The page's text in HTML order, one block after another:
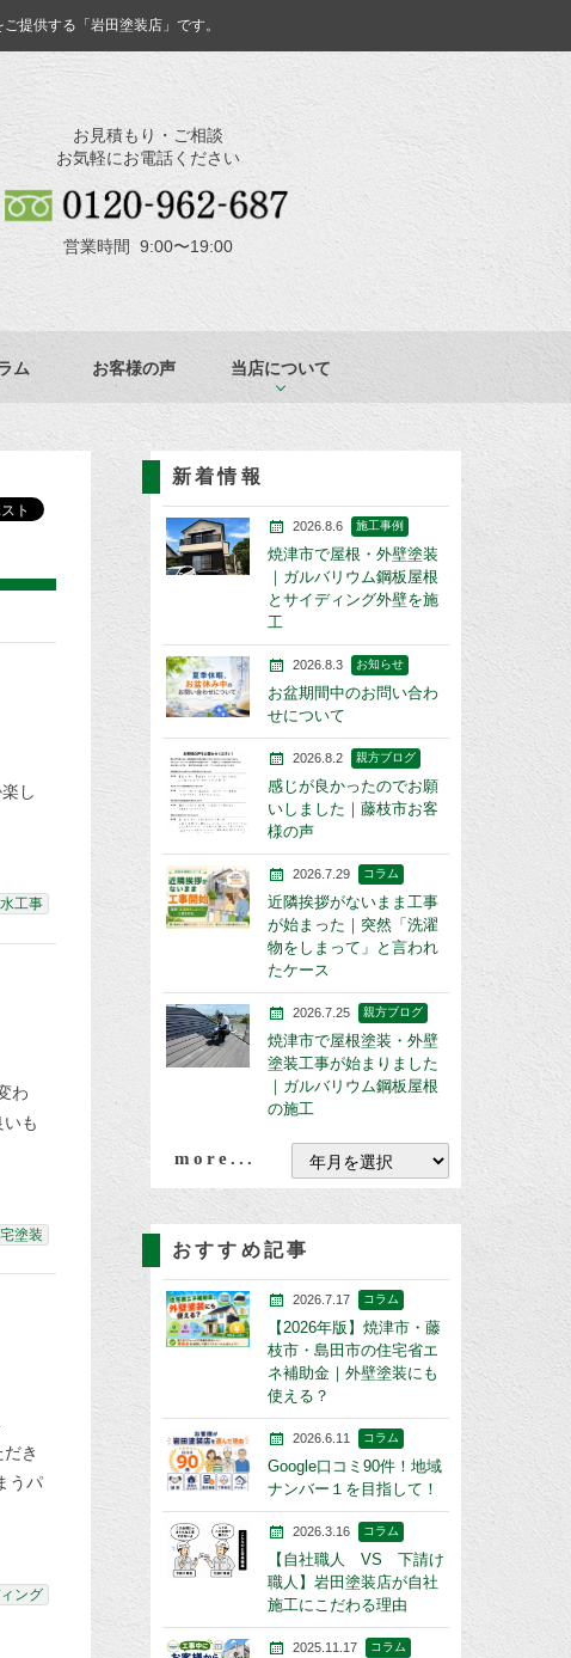
提供する「岩田塗装店」です。
お見積もり・ご相談
お気軽にお電話ください
営業時間 9:00〜19:00
ム お客様の声 当店について
し
工事
わ
も
塗装
き
うパ
ング
新着情報
2026.8.6 施工事例
焼津市で屋根・外壁塗装
｜ガルバリウム鋼板屋根
とサイディング外壁を施
工
2026.8.3 お知らせ
お盆期間中のお問い合わ
せについて
2026.8.2 親方ブログ
感じが良かったのでお願
いしました｜藤枝市お客
様の声
2026.7.29 コラム
近隣挨拶がないまま工事
が始まった｜突然「洗濯
物をしまって」と言われ
たケース
2026.7.25 親方ブログ
焼津市で屋根塗装・外壁
塗装工事が始まりました
｜ガルバリウム鋼板屋根
の施工
more...
おすすめ記事
2026.7.17 コラム
【2026年版】焼津市・藤
枝市・島田市の住宅省エ
ネ補助金｜外壁塗装にも
使える？
2026.6.11 コラム
Google口コミ90件！地域
ナンバー１を目指して！
2026.3.16 コラム
【自社職人 VS 下請け
職人】岩田塗装店が自社
施工にこだわる理由
2025.11.17 コラム